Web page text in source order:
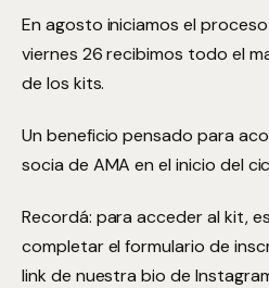
En agosto iniciamos el
viernes 26 recibimos todo el
de los kits.
Un beneficio pensado para
socia de AMA en el inicio del
Recordá: para acceder al kit,
completar el formulario de
link de nuestra bio de